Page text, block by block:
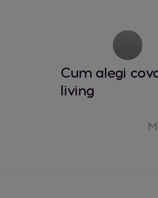
Cum alegi
living